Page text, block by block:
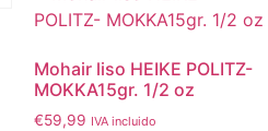
Mohair liso HEIKE POLITZ-
MOKKA15gr. 1/2 oz
€59,99 IVA incluido